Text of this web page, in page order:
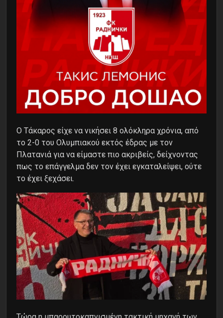
Ο Τάκαρος είχε να νικήσει 8 ολόκληρα χρόνια, από
το 2-0 του Ολυμπιακού εκτός έδρας με τον
Πλατανιά για να είμαστε πιο ακριβείς, δείχνοντας
πως το επάγγελμα δεν τον έχει εγκαταλείψει, ούτε
το έχει ξεχάσει.